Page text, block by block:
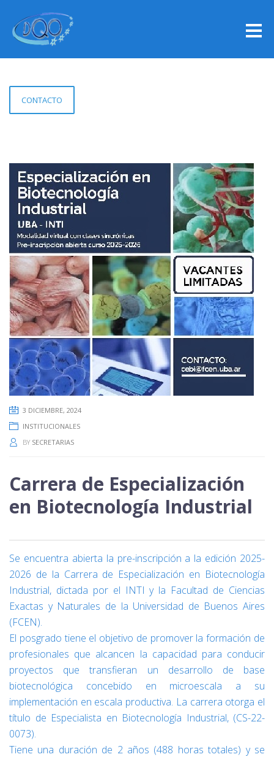
CONTACTO
3 DICIEMBRE, 2024
INSTITUCIONALES
BY SECRETARIAS
Carrera de Especialización
en Biotecnología Industrial
Se encuentra abierta la pre-inscripción a la edición 2025-
2026 de la Carrera de Especialización en Biotecnología
Industrial, dictada por el INTI y la Facultad de Ciencias
Exactas y Naturales de la Universidad de Buenos Aires
(FCEN).
El posgrado tiene el objetivo de promover la formación de
profesionales que alcancen la capacidad para conducir
proyectos que transfieran un desarrollo de base
biotecnológica concebido en microescala a su
implementación en escala productiva. La carrera otorga el
título de Especialista en Biotecnología Industrial, (CS-22-
0073).
Tiene una duración de 2 años (488 horas totales) y se